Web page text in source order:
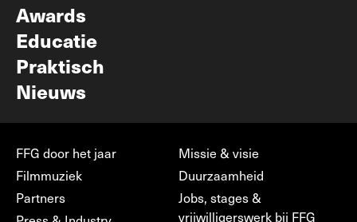
Awards
Educatie
Praktisch
Nieuws
FFG door het jaar
Filmmuziek
Partners
Missie & visie
Duurzaamheid
Jobs, stages &
vrijwilligerswerk bij FFG